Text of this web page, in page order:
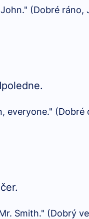
(Dobré ráno,
everyone." (Dobré
Smith." (Dobrý